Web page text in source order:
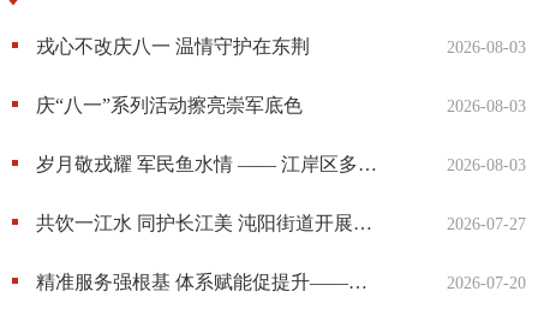
戎心不改庆八一 温情守护在东荆 2026-08-03
庆“八一”系列活动擦亮崇军底色 2026-08-03
岁月敬戎耀 军民鱼水情 —— 江岸区多维度开展系列活动热烈庆祝建军 99 周年 2026-08-03
共饮一江水 同护长江美 沌阳街道开展长江大保护志愿服务活动 2026-07-27
精准服务强根基 体系赋能促提升——市退役军人事务局陈鹏局长赴东湖高新区调研指导退役军人服务保障工作 2026-07-20